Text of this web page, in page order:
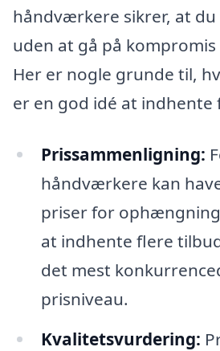
håndværkere sikrer, at
uden at gå på
Her er nogle grunde til,
er en god idé at indhente
Prissammenligning:
håndværkere kan
priser for ophængning
at indhente flere
det mest
prisniveau.
Kvalitetsvurdering: